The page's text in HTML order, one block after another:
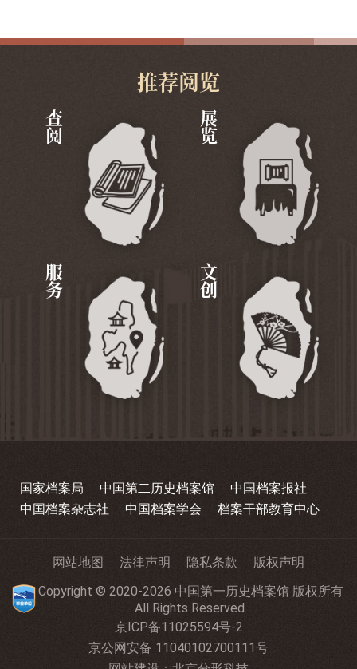
推荐阅览
查阅 展览
服务 文创
国家档案局 中国第二历史档案馆
中国档案报社
中国档案杂志社
中国档案学会 档案干部教育中心
网站地图 法律声明 隐私条款
版权声明
Copyright © 2020-2026 中国第一历史档案馆 版权所有
All Rights Reserved.
京ICP备11025594号-2
京公网安备 11040102700111号